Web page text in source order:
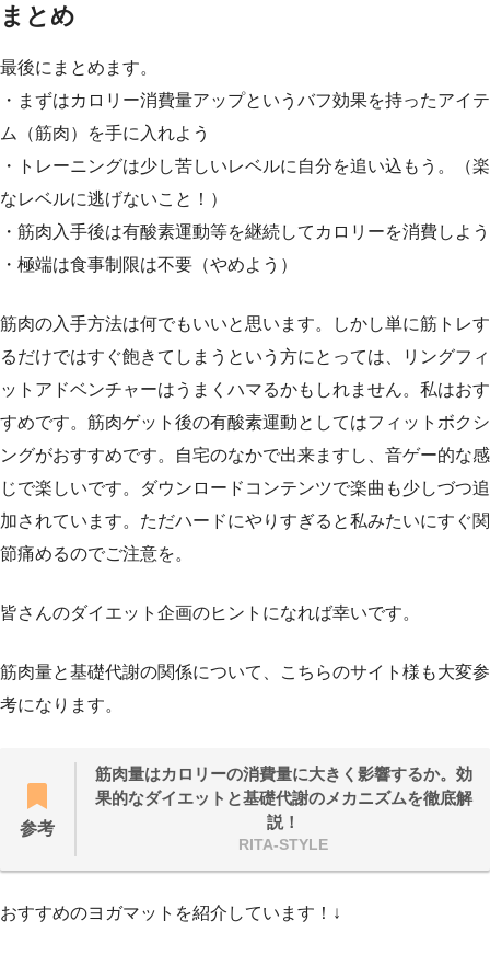
まとめ
最後にまとめます。
・まずはカロリー消費量アップというバフ効果を持ったアイテ
ム（筋肉）を手に入れよう
・トレーニングは少し苦しいレベルに自分を追い込もう。（楽
なレベルに逃げないこと！）
・筋肉入手後は有酸素運動等を継続してカロリーを消費しよう
・極端は食事制限は不要（やめよう）
筋肉の入手方法は何でもいいと思います。しかし単に筋トレす
るだけではすぐ飽きてしまうという方にとっては、リングフィ
ットアドベンチャーはうまくハマるかもしれません。私はおす
すめです。筋肉ゲット後の有酸素運動としてはフィットボクシ
ングがおすすめです。自宅のなかで出来ますし、音ゲー的な感
じで楽しいです。ダウンロードコンテンツで楽曲も少しづつ追
加されています。ただハードにやりすぎると私みたいにすぐ関
節痛めるのでご注意を。
皆さんのダイエット企画のヒントになれば幸いです。
筋肉量と基礎代謝の関係について、こちらのサイト様も大変参
考になります。
参考
筋肉量はカロリーの消費量に大きく影響するか。効
果的なダイエットと基礎代謝のメカニズムを徹底解
説！
RITA-STYLE
おすすめのヨガマットを紹介しています！↓